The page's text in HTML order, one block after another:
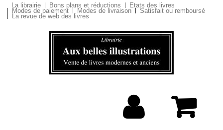
La librairie Bons plans et réductions Etats des livres
Modes de paiement Modes de livraison Satisfait ou remboursé
La revue de web des livres